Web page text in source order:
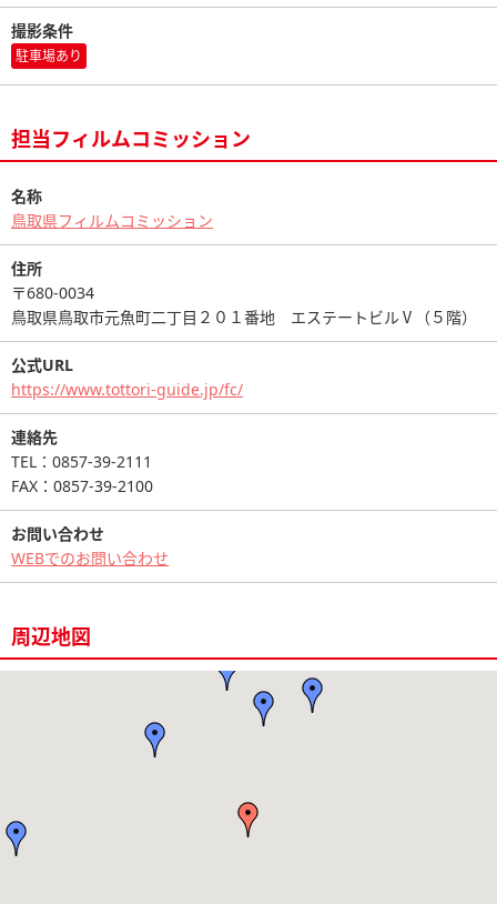
撮影条件
駐車場あり
担当フィルムコミッション
名称
鳥取県フィルムコミッション
住所
〒680-0034
鳥取県鳥取市元魚町二丁目２０１番地 エステートビルⅤ（５階）
公式URL
https://www.tottori-guide.jp/fc/
連絡先
TEL：0857-39-2111
FAX：0857-39-2100
お問い合わせ
WEBでのお問い合わせ
周辺地図